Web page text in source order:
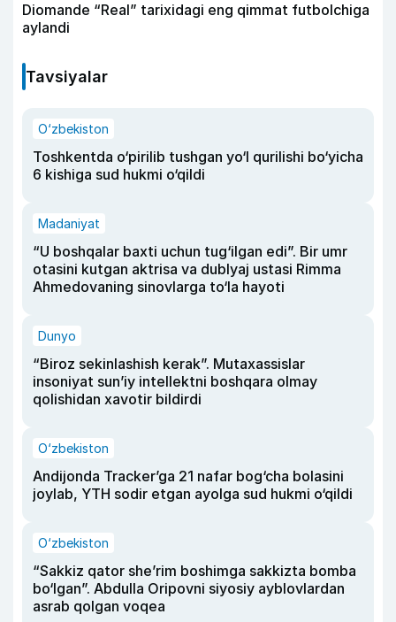
Diomande “Real” tarixidagi eng qimmat futbolchiga
aylandi
Tavsiyalar
O‘zbekiston
Toshkentda o‘pirilib tushgan yo‘l qurilishi bo‘yicha
6 kishiga sud hukmi o‘qildi
Madaniyat
“U boshqalar baxti uchun tug‘ilgan edi”. Bir umr
otasini kutgan aktrisa va dublyaj ustasi Rimma
Ahmedovaning sinovlarga to‘la hayoti
Dunyo
“Biroz sekinlashish kerak”. Mutaxassislar
insoniyat sun’iy intellektni boshqara olmay
qolishidan xavotir bildirdi
O‘zbekiston
Andijonda Tracker’ga 21 nafar bog‘cha bolasini
joylab, YTH sodir etgan ayolga sud hukmi o‘qildi
O‘zbekiston
“Sakkiz qator she’rim boshimga sakkizta bomba
bo‘lgan”. Abdulla Oripovni siyosiy ayblovlardan
asrab qolgan voqea